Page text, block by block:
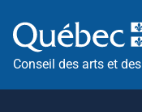
au
contenu
Conseil des arts et